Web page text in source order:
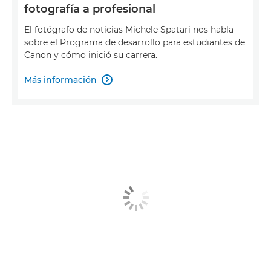
fotografía a profesional
El fotógrafo de noticias Michele Spatari nos habla
sobre el Programa de desarrollo para estudiantes de
Canon y cómo inició su carrera.
Más información 